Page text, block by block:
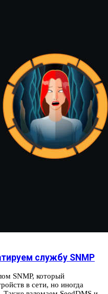
службу SNMP
SNMP, который
в сети, но иногда